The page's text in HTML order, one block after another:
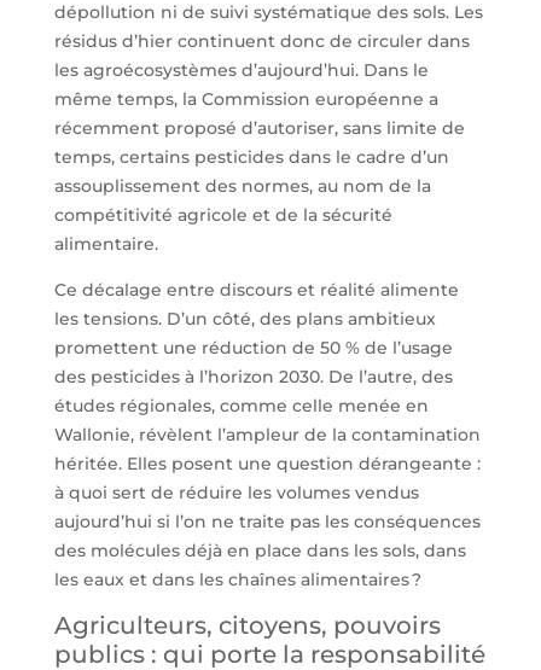
dépollution ni de suivi systématique des sols. Les
résidus d’hier continuent donc de circuler dans
les agroécosystèmes d’aujourd’hui. Dans le
même temps, la Commission européenne a
récemment proposé d’autoriser, sans limite de
temps, certains pesticides dans le cadre d’un
assouplissement des normes, au nom de la
compétitivité agricole et de la sécurité
alimentaire.
Ce décalage entre discours et réalité alimente
les tensions. D’un côté, des plans ambitieux
promettent une réduction de 50 % de l’usage
des pesticides à l’horizon 2030. De l’autre, des
études régionales, comme celle menée en
Wallonie, révèlent l’ampleur de la contamination
héritée. Elles posent une question dérangeante :
à quoi sert de réduire les volumes vendus
aujourd’hui si l’on ne traite pas les conséquences
des molécules déjà en place dans les sols, dans
les eaux et dans les chaînes alimentaires ?
Agriculteurs, citoyens, pouvoirs
publics : qui porte la responsabilité